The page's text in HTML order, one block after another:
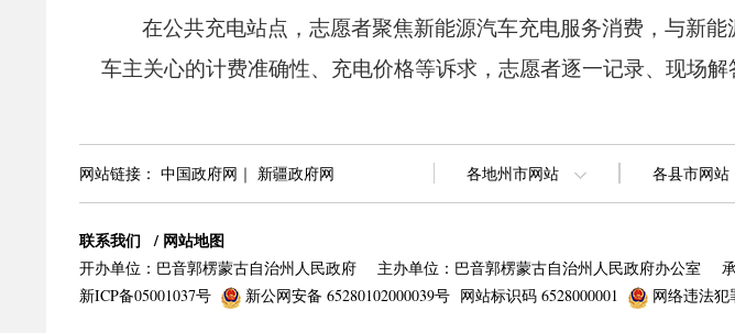
在公共充电站点，志愿者聚焦新能源汽车充电服务消费，与新能
车主关心的计费准确性、 充电价格等诉求， 志愿者逐一记录、 现场解
网站链接： 中国政府网 ｜ 新疆政府网 各地州市网站 各县市网站
联系我们 / 网站地图
开办单位：巴音郭楞蒙古自治州人民政府 主办单位：巴音郭楞蒙古自治州人民政府办公室
新ICP备05001037号
新公网安备 65280102000039号 网站标识码 6528000001 网络违法犯